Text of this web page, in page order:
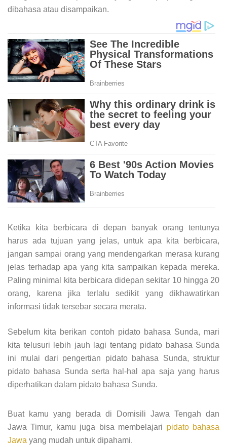
dibahasa atau disampaikan.
Ketika kita berbicara di depan banyak orang tentunya
harus ada tujuan yang jelas, untuk apa kita berbicara,
jangan sampai orang yang mendengarkan merasa kurang
jelas terhadap apa yang kita sampaikan kepada mereka.
Paling minimal kita berbicara didepan sekitar 10 hingga 20
orang, karena jika terlalu sedikit yang dikhawatirkan
informasi tidak tersebar secara merata.
Sebelum kita berikan contoh pidato bahasa Sunda, mari
kita telusuri lebih jauh lagi tentang pidato bahasa Sunda
ini mulai dari pengertian pidato bahasa Sunda, struktur
pidato bahasa Sunda serta hal-hal apa saja yang harus
diperhatikan dalam pidato bahasa Sunda.
Buat kamu yang berada di Domisili Jawa Tengah dan
Jawa Timur, kamu juga bisa membelajari pidato bahasa
Jawa yang mudah untuk dipahami.